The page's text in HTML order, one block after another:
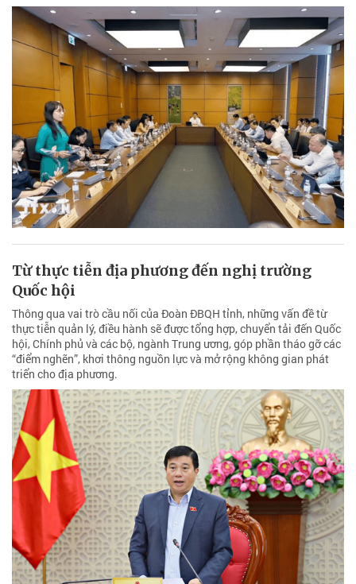
Từ thực tiễn địa phương đến nghị trường
Quốc hội
Thông qua vai trò cầu nối của Đoàn ĐBQH tỉnh, những vấn đề từ
thực tiễn quản lý, điều hành sẽ được tổng hợp, chuyển tải đến Quốc
hội, Chính phủ và các bộ, ngành Trung ương, góp phần tháo gỡ các
“điểm nghẽn”, khơi thông nguồn lực và mở rộng không gian phát
triển cho địa phương.